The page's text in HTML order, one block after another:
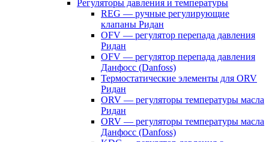
Регуляторы давления и температуры
REG — ручные регулирующие
клапаны Ридан
OFV — регулятор перепада давления
Ридан
OFV — регулятор перепада давления
Данфосс (Danfoss)
Термостатические элементы для ORV
Ридан
ORV — регуляторы температуры масла
Ридан
ORV — регуляторы температуры масла
Данфосс (Danfoss)